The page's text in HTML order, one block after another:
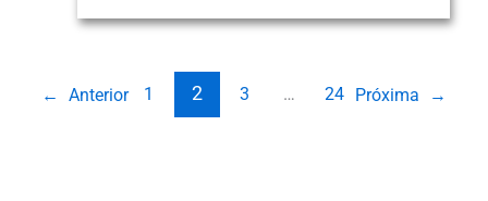
← Anterior 1 2 3 … 24 Próxima →